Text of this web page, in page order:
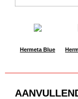
Hermeta Blue